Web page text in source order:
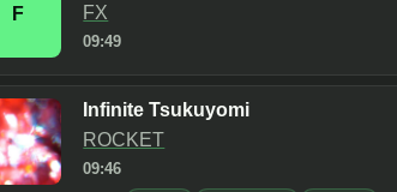
F
FX
09:49
Infinite Tsukuyomi
ROCKET
09:46